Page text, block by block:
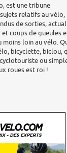
est une tribune
relatifs au vélo,
de sorties,
coups de gueules
loin au vélo.
bicyclette, biclou,
ou
roues est roi !